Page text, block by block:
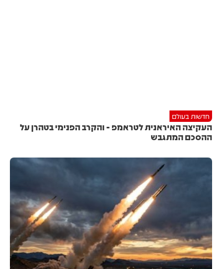
חדשות בעולם
העקיצה האיראנית לטראמפ - והקרב הפנימי בטהרן על
ההסכם המתגבש